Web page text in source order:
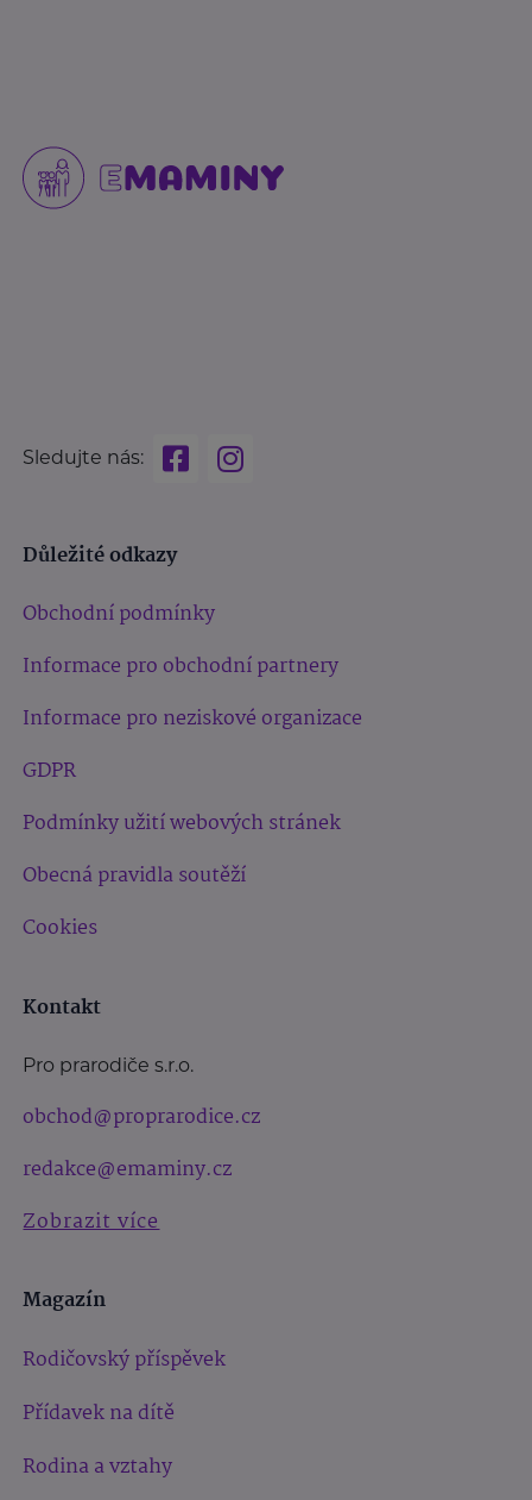
Sledujte nás:
Důležité odkazy
Obchodní podmínky
Informace pro obchodní partnery
Informace pro neziskové organizace
GDPR
Podmínky užití webových stránek
Obecná pravidla soutěží
Cookies
Kontakt
Pro prarodiče s.r.o.
obchod@proprarodice.cz
redakce@emaminy.cz
Zobrazit více
Magazín
Rodičovský příspěvek
Přídavek na dítě
Rodina a vztahy